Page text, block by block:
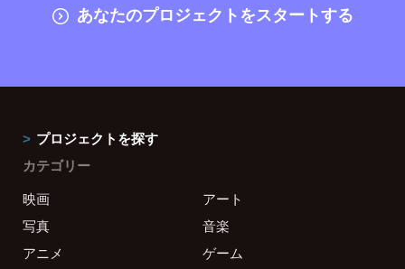
あなたのプロジェクトをスタートする
プロジェクトを探す
カテゴリー
映画
アート
写真
音楽
アニメ
ゲーム